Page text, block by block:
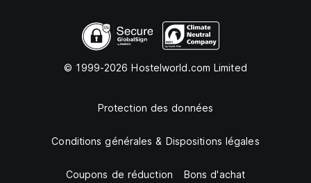
© 1999-2026 Hostelworld.com Limited
Protection des données
Conditions générales & Dispositions légales
Coupons de réduction Bons d'achat